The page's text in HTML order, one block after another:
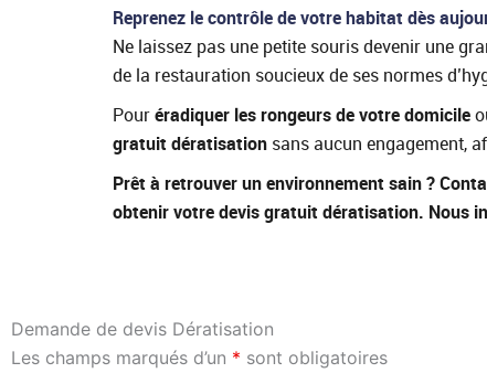
Reprenez le contrôle de votre habitat dès
Ne laissez pas une petite souris devenir une
de la restauration soucieux de ses normes
Pouréradiquer les rongeurs de votre domicile
gratuit dératisation sans aucun engagement,
Prêt à retrouver un environnement sain ?
obtenir votre devis gratuit dératisation. Nous
Demande de devis Dératisation
Les champs marqués d’un * sont obligatoires